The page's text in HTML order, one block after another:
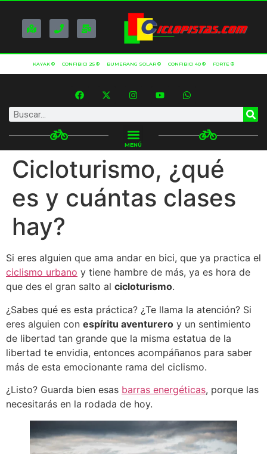
KAYAK ® CONFIBICI 25 ® BUMERANG SOLAR ® CONFIBICI 40 ® FORTE ®
MENÚ
Cicloturismo, ¿qué
es y cuántas clases
hay?
Si eres alguien que ama andar en bici, que ya practica el
ciclismo urbano y tiene hambre de más, ya es hora de
que des el gran salto al cicloturismo.
¿Sabes qué es esta práctica? ¿Te llama la atención? Si
eres alguien con espíritu aventurero y un sentimiento
de libertad tan grande que la misma estatua de la
libertad te envidia, entonces acompáñanos para saber
más de esta emocionante rama del ciclismo.
¿Listo? Guarda bien esas barras energéticas, porque las
necesitarás en la rodada de hoy.